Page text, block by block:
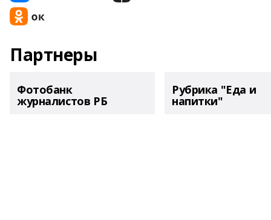
Партнеры
Фотобанк
журналистов РБ
Рубрика "Еда и
напитки"